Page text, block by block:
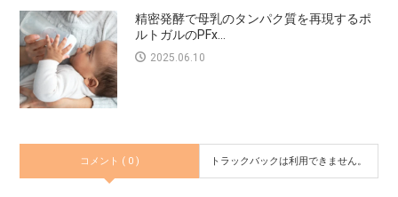
精密発酵で母乳のタンパク質を再現するポ
ルトガルのPFx...
2025.06.10
コメント ( 0 ) トラックバックは利用できません。